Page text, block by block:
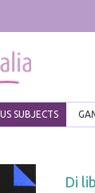
SUBJECTS
Di